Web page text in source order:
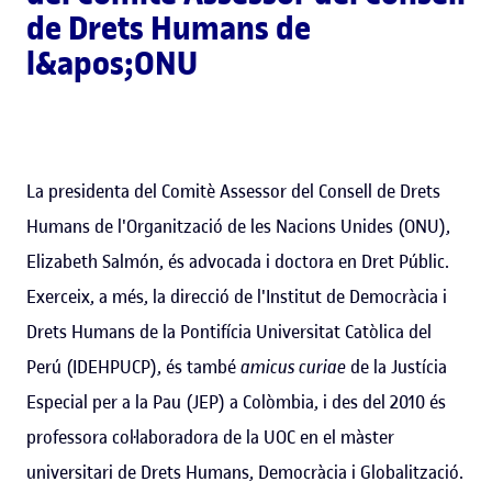
de Drets Humans de
l&apos;ONU
La presidenta del Comitè Assessor del Consell de Drets
Humans de l'Organització de les Nacions Unides (ONU),
Elizabeth Salmón, és advocada i doctora en Dret Públic.
Exerceix, a més, la direcció de l'Institut de Democràcia i
Drets Humans de la Pontifícia Universitat Catòlica del
Perú (IDEHPUCP), és tambéamicus curiae de la Justícia
Especial per a la Pau (JEP) a Colòmbia, i des del 2010 és
professora col·laboradora de la UOC en el màster
universitari de Drets Humans, Democràcia i Globalització.